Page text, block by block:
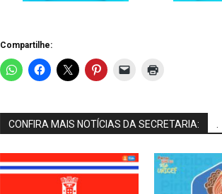
Compartilhe:
CONFIRA MAIS NOTÍCIAS DA SECRETARIA: